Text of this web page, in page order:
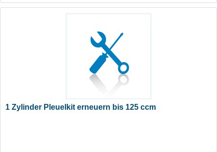
1 Zylinder Pleuelkit erneuern bis 125 ccm